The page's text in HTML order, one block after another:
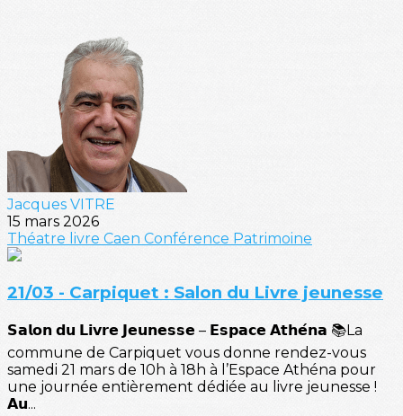
Jacques VITRE
15 mars 2026
Théatre livre Caen Conférence Patrimoine
21/03 - Carpiquet : Salon du Livre jeunesse
𝗦𝗮𝗹𝗼𝗻 𝗱𝘂 𝗟𝗶𝘃𝗿𝗲 𝗝𝗲𝘂𝗻𝗲𝘀𝘀𝗲 – 𝗘𝘀𝗽𝗮𝗰𝗲 𝗔𝘁𝗵𝗲́𝗻𝗮 📚La
commune de Carpiquet vous donne rendez-vous
samedi 21 mars de 10h à 18h à l’Espace Athéna pour
une journée entièrement dédiée au livre jeunesse !
𝗔𝘂...